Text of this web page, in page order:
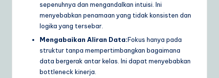
sepenuhnya dan mengandalkan intuisi. Ini
menyebabkan penamaan yang tidak konsisten dan
logika yang tersebar.
Mengabaikan Aliran Data:Fokus hanya pada
struktur tanpa mempertimbangkan bagaimana
data bergerak antar kelas. Ini dapat menyebabkan
bottleneck kinerja.